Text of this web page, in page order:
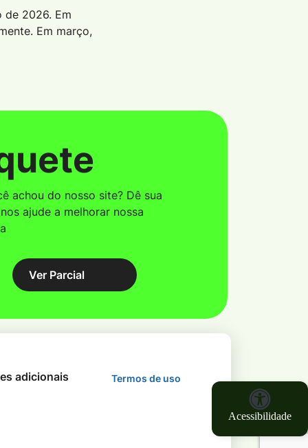
de 2026. Em
Em março,
achou do nosso site? Dê sua
ajude a melhorar nossa
Ver Parcial
adicionais Termos de uso
Acessibilidade